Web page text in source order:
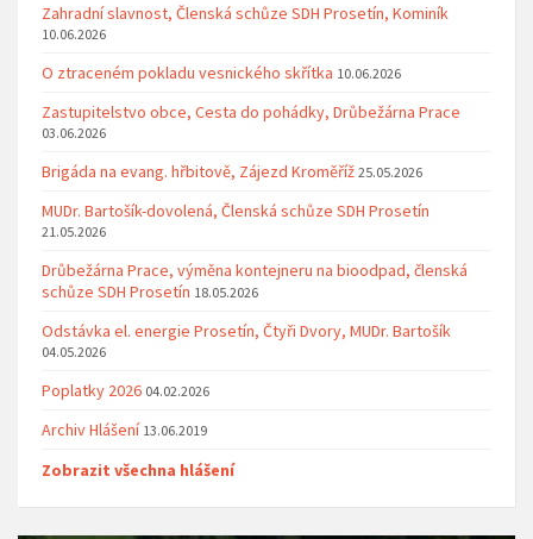
Zahradní slavnost, Členská schůze SDH Prosetín, Kominík
10.06.2026
O ztraceném pokladu vesnického skřítka 10.06.2026
Zastupitelstvo obce, Cesta do pohádky, Drůbežárna Prace
03.06.2026
Brigáda na evang. hřbitově, Zájezd Kroměříž 25.05.2026
MUDr. Bartošík-dovolená, Členská schůze SDH Prosetín
21.05.2026
Drůbežárna Prace, výměna kontejneru na bioodpad, členská
schůze SDH Prosetín 18.05.2026
Odstávka el. energie Prosetín, Čtyři Dvory, MUDr. Bartošík
04.05.2026
Poplatky 2026 04.02.2026
Archiv Hlášení 13.06.2019
Zobrazit všechna hlášení